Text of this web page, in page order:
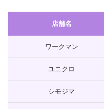
店舗名
ワークマン
ユニクロ
シモジマ